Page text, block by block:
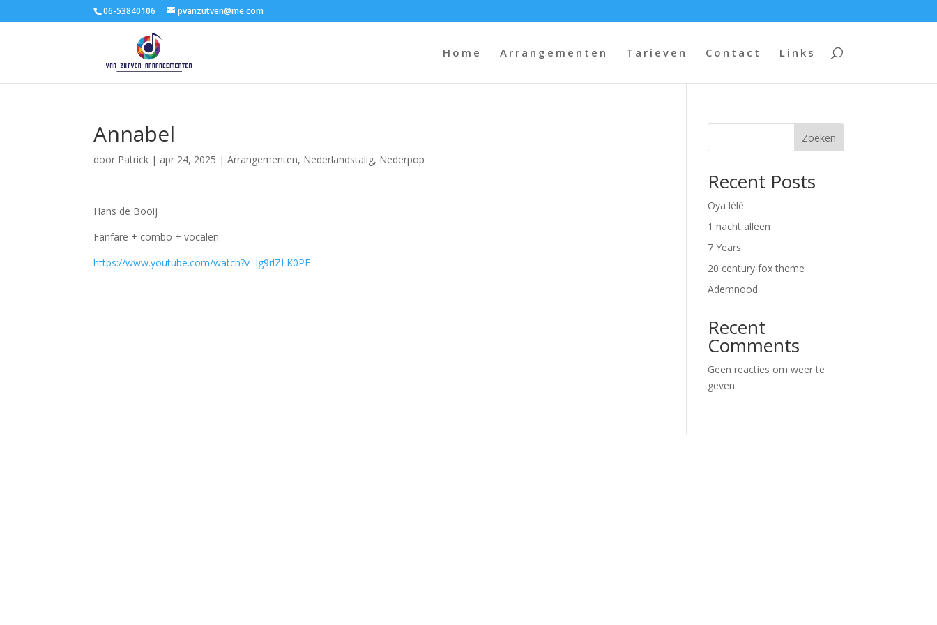
06-53840106 pvanzutven@me.com
Home Arrangementen Tarieven Contact Links
Annabel
door Patrick | apr 24, 2025 |Arrangementen, Nederlandstalig, Nederpop
Hans de Booij
Fanfare + combo + vocalen
https://www.youtube.com/watch?v=Ig9rlZLK0PE
Zoeken
Recent Posts
Oya lélé
1 nacht alleen
7 Years
20 century fox theme
Ademnood
Recent
Comments
Geen reacties om weer te
geven.